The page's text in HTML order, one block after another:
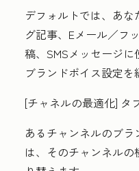
デフォルトでは、あ
グ記事、Eメール／フ
稿、SMSメッセージ
ブランドボイス設定を
[チャネルの最適化] タ
あるチャンネルのブ
は、そのチャンネルの